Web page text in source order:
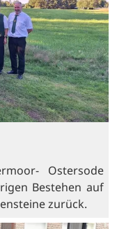
Ostersode
Bestehen auf
zurück.